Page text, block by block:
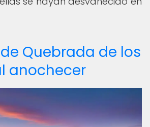
Quebrada de los
anochecer